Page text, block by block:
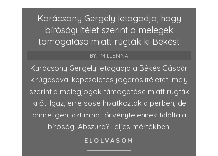
Karácsony Gergely letagadja, hogy
bírósági ítélet szerint a melegek
támogatása miatt rúgták ki Békést
BY: MILLENNA
Karácsony Gergely letagadja a Békés Gáspár
kirúgásával kapcsolatos jogerős ítéletet, mely
szerint a melegjogok támogatása miatt rúgták
ki őt. Igaz, erre sose hivatkoztak a perben, de
amire igen, azt mind törvénytelennek találta a
bíróság. Abszurd? Teljes mértékben.
ELOLVASOM